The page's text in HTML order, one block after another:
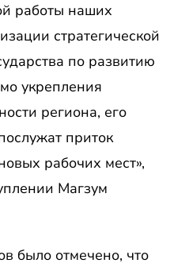
работы наших
стратегической
по развитию
укрепления
региона, его
приток
рабочих мест»,
Магзум
было отмечено, что